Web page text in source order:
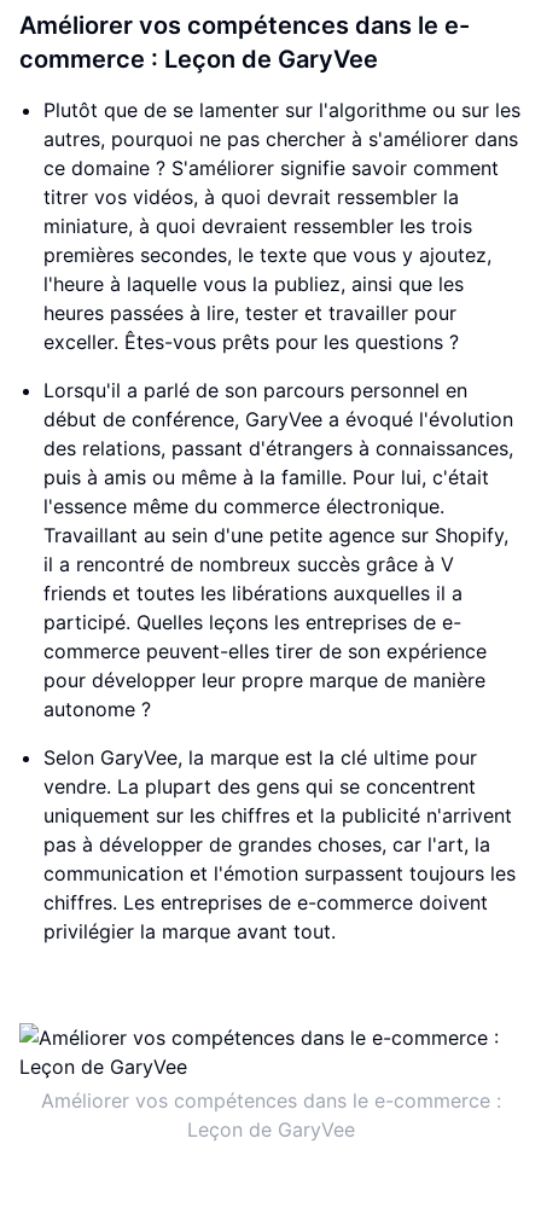
Améliorer vos compétences dans le e-
commerce : Leçon de GaryVee
Plutôt que de se lamenter sur l'algorithme ou sur les
autres, pourquoi ne pas chercher à s'améliorer dans
ce domaine ? S'améliorer signifie savoir comment
titrer vos vidéos, à quoi devrait ressembler la
miniature, à quoi devraient ressembler les trois
premières secondes, le texte que vous y ajoutez,
l'heure à laquelle vous la publiez, ainsi que les
heures passées à lire, tester et travailler pour
exceller. Êtes-vous prêts pour les questions ?
Lorsqu'il a parlé de son parcours personnel en
début de conférence, GaryVee a évoqué l'évolution
des relations, passant d'étrangers à connaissances,
puis à amis ou même à la famille. Pour lui, c'était
l'essence même du commerce électronique.
Travaillant au sein d'une petite agence sur Shopify,
il a rencontré de nombreux succès grâce à V
friends et toutes les libérations auxquelles il a
participé. Quelles leçons les entreprises de e-
commerce peuvent-elles tirer de son expérience
pour développer leur propre marque de manière
autonome ?
Selon GaryVee, la marque est la clé ultime pour
vendre. La plupart des gens qui se concentrent
uniquement sur les chiffres et la publicité n'arrivent
pas à développer de grandes choses, car l'art, la
communication et l'émotion surpassent toujours les
chiffres. Les entreprises de e-commerce doivent
privilégier la marque avant tout.
Améliorer vos compétences dans le e-commerce :
Leçon de GaryVee